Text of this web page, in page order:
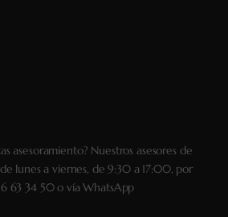
asesoramiento? Nuestros asesores de
lunes a viernes, de 9:30 a 17:00, por
63 34 50o víaWhatsApp